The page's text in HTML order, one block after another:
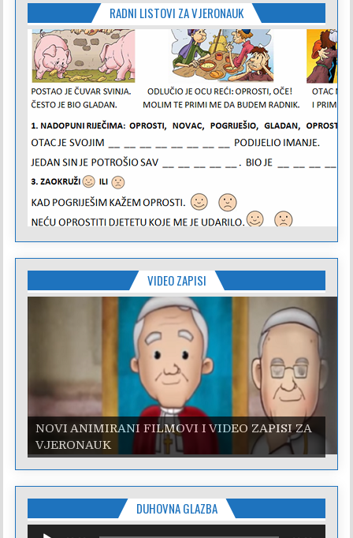
RADNI LISTOVI ZA VJERONAUK
VIDEO ZAPISI
NOVI ANIMIRANI FILMOVI I VIDEO ZAPISI ZA
VJERONAUK
DUHOVNA GLAZBA
Reproduktor